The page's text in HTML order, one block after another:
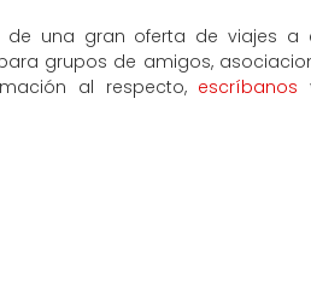
una gran oferta de viajes a
grupos de amigos,
al respecto, escríbanos